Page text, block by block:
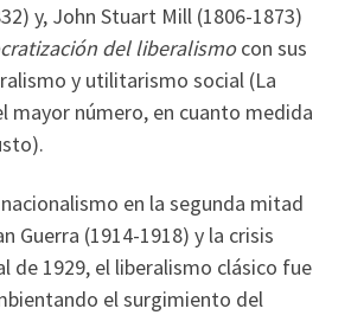
y, John Stuart Mill (1806-1873)
del liberalismocon sus
y utilitarismo social (La
mayor número, en cuanto medida
en la segunda mitad
Guerra (1914-1918) y la crisis
de 1929, el liberalismo clásico fue
el surgimiento del